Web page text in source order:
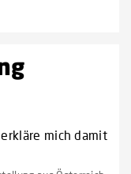
mich damit